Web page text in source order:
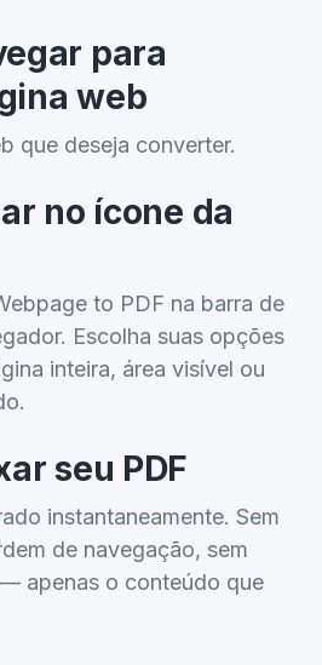
para
web
que deseja converter.
no ícone da
to PDF na barra de
Escolha suas opções
inteira, área visível ou
seu PDF
instantaneamente. Sem
de navegação, sem
apenas o conteúdo que